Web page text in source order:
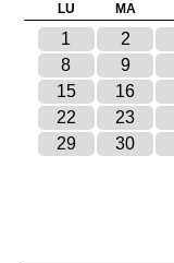
LU MA
1 2
8
9
15
16
22
23
29
30